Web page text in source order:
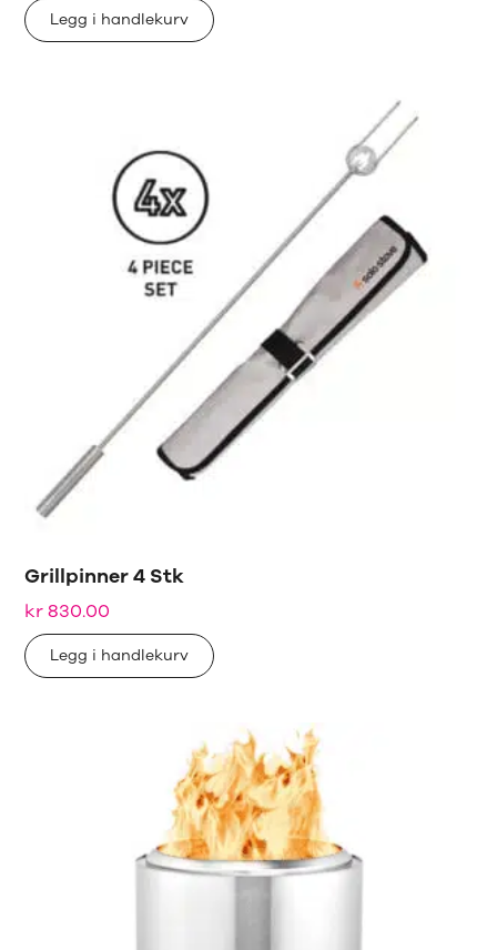
Legg i handlekurv
Grillpinner 4 Stk
kr830.00
Legg i handlekurv